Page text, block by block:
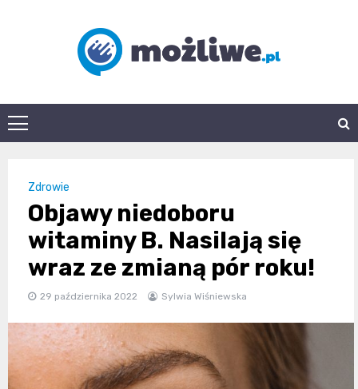
mozliwe.pl
Zdrowie
Objawy niedoboru
witaminy B. Nasilają się
wraz ze zmianą pór roku!
29 października 2022 Sylwia Wiśniewska